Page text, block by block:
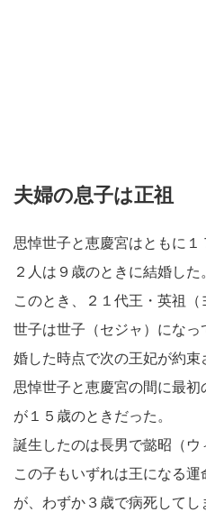
夫婦の息子は正祖
思悼世子と恵慶宮はともに１
２人は９歳のときに結婚した
このとき、２１代王・英祖
世子は世子（セジャ）にな
婚した時点で次の王妃が約束
思悼世子と恵慶宮の間に最
が１５歳のときだった。
誕生したのは長男で懿昭（ウ
この子もいずれは王になる
が、わずか３歳で病死してし